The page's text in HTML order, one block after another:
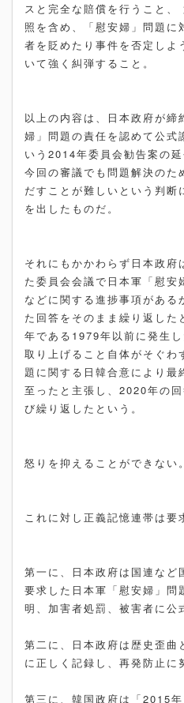
スと完全な賠償を行うこと
照を含め、「慰安婦」問題に
者を貶めたり事件を否定しよ
いて強く糾弾すること。
以上の内容は、日本政府が締
婦」問題の責任を認めて公式
いう2014年委員会勧告案の
今回の審議でも問題解決のた
だすことが難しいという判断
を出したものだ。
それにもかかわらず日本政
た委員会会議で日本軍「慰安
などに関する進捗事項がある
た回答をそのまま繰り返した
年である1979年以前に発生
取り上げること自体がそぐ
題に関する日韓合意により最
至ったと主張し、2020年の
び繰り返したという。
怒りを抑えることができない
これに対し正義記憶連帯は要
第一に、日本政府は国連など
要求した日本軍「慰安婦」問
明、加害者処罰、被害者に公
第二に、日本政府は歴史歪曲
に正しく記録し、再発防止に
第三に、韓国政府は「2015